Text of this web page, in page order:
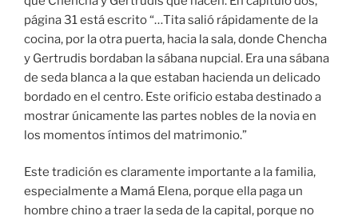
página 31 está escrito “…Tita salió rápidamente de la
cocina, por la otra puerta, hacia la sala, donde Chencha
y Gertrudis bordaban la sábana nupcial. Era una sábana
de seda blanca a la que estaban hacienda un delicado
bordado en el centro. Este orificio estaba destinado a
mostrar únicamente las partes nobles de la novia en
los momentos íntimos del matrimonio.”
Este tradición es claramente importante a la familia,
especialmente a Mamá Elena, porque ella paga un
hombre chino a traer la seda de la capital, porque no